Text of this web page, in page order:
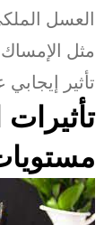
العسل
مثل
تأثير